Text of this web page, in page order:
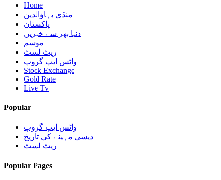
Home
منڈی بہاؤالدین
پاکستان
دنیا بھر سے خبریں
موسم
ریٹ لسٹ
واٹس ایپ گروپ
Stock Exchange
Gold Rate
Live Tv
Popular
واٹس ایپ گروپ
دیسی مہینے کی تاریخ
ریٹ لسٹ
Popular Pages